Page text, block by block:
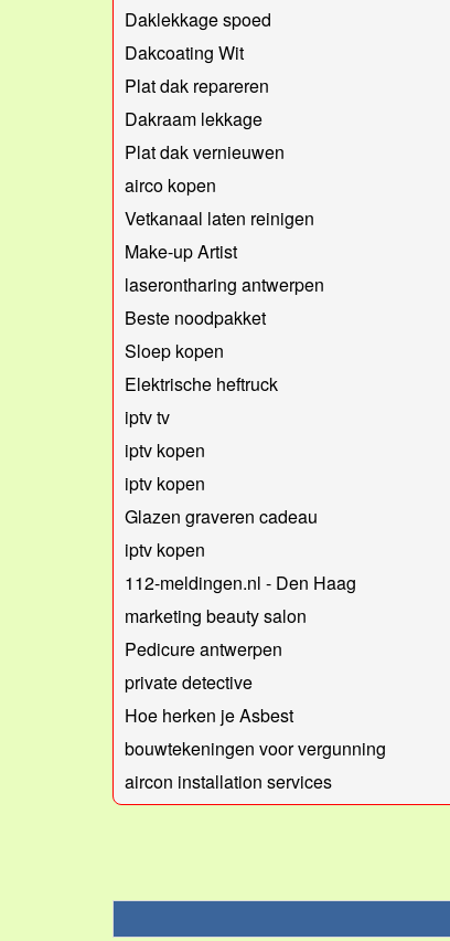
Daklekkage spoed
Dakcoating Wit
Plat dak repareren
Dakraam lekkage
Plat dak vernieuwen
airco kopen
Vetkanaal laten reinigen
Make-up Artist
laserontharing antwerpen
Beste noodpakket
Sloep kopen
Elektrische heftruck
iptv tv
iptv kopen
iptv kopen
Glazen graveren cadeau
iptv kopen
112-meldingen.nl - Den Haag
marketing beauty salon
Pedicure antwerpen
private detective
Hoe herken je Asbest
bouwtekeningen voor vergunning
aircon installation services